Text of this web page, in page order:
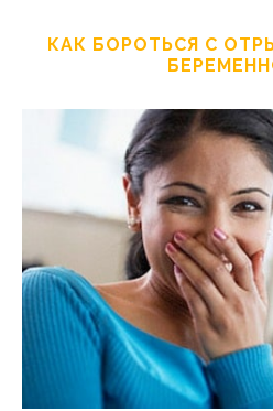
КАК БОРОТЬСЯ С